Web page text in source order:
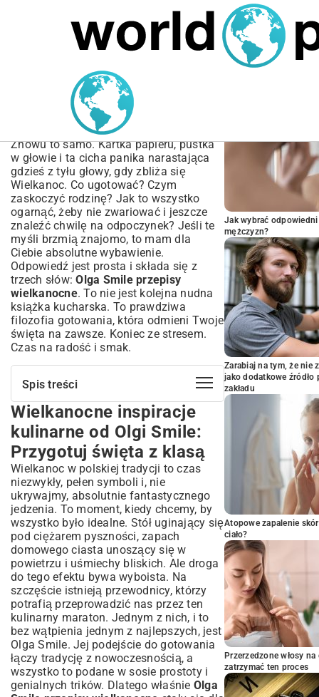
MARIUSZ ŁAMAGA 05.10.2025
Olga Smile Przepisy
Wielkanocne – Twoje
Idealne Święta
Znowu to samo. Kartka papieru, pustka
w głowie i ta cicha panika narastająca
gdzieś z tyłu głowy, gdy zbliża się
Wielkanoc. Co ugotować? Czym
zaskoczyć rodzinę? Jak to wszystko
ogarnąć, żeby nie zwariować i jeszcze
znaleźć chwilę na odpoczynek? Jeśli te
myśli brzmią znajomo, to mam dla
Ciebie absolutne wybawienie.
Odpowiedź jest prosta i składa się z
trzech słów:Olga Smile przepisy
wielkanocne. To nie jest kolejna nudna
książka kucharska. To prawdziwa
filozofia gotowania, która odmieni Twoje
święta na zawsze. Koniec ze stresem.
Czas na radość i smak.
Spis treści
Wielkanocne inspiracje kulinarne od Olgi
Smile: Przygotuj święta z klasą
Kim jest Olga Smile i dlaczego jej przepisy
to hit?
Tradycyjne dania główne w
nowoczesnym wydaniu Olgi Smile
Żurek wielkanocny – sekret doskonałego
smaku według Olgi
Wielkanocne pieczenie: mięsa i pasztety,
które zachwycą
Wielkanocne przystawki i sałatki, które
znikają ze stołu
Jajka w roli głównej: Przepisy Olgi Smile na
kreatywne podanie
Świąteczne sałatki – świeżość i lekkość na
wielkanocnym stole
Słodkie wypieki i desery, czyli Wielkanoc
z nutą słodyczy
Makowiec i mazurek – klasyka w
interpretacji Olgi Smile
Wielkanocne inspiracje
kulinarne od Olgi Smile:
Przygotuj święta z klasą
Wielkanoc w polskiej tradycji to czas
niezwykły, pełen symboli i, nie
ukrywajmy, absolutnie fantastycznego
jedzenia. To moment, kiedy chcemy, by
wszystko było idealne. Stół uginający się
pod ciężarem pyszności, zapach
domowego ciasta unoszący się w
powietrzu i uśmiechy bliskich. Ale droga
do tego efektu bywa wyboista. Na
szczęście istnieją przewodnicy, którzy
potrafią przeprowadzić nas przez ten
kulinarny maraton. Jednym z nich, i to
bez wątpienia jednym z najlepszych, jest
Olga Smile. Jej podejście do gotowania
łączy tradycję z nowoczesnością, a
wszystko to podane w sosie prostoty i
genialnych trików. Dlatego właśnie Olga
Jak wybrać
mężczyzn?
Zarabiaj na tym, że nie
jako dodatkowe
zakładu
Atopowe zapalenie
ciało?
Przerzedzone włosy
zatrzymać ten proces